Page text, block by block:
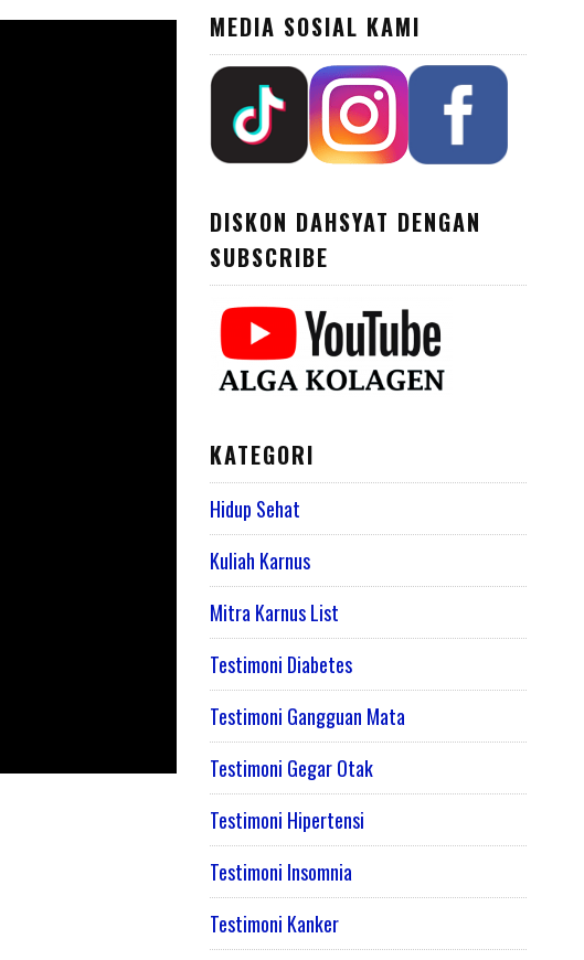
MEDIA SOSIAL KAMI
DISKON DAHSYAT DENGAN
SUBSCRIBE
KATEGORI
Hidup Sehat
Kuliah Karnus
Mitra Karnus List
Testimoni Diabetes
Testimoni Gangguan Mata
Testimoni Gegar Otak
Testimoni Hipertensi
Testimoni Insomnia
Testimoni Kanker